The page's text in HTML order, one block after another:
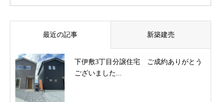
最近の記事 新築建売
下伊敷3丁目分譲住宅 ご成約ありがとう
ございました...